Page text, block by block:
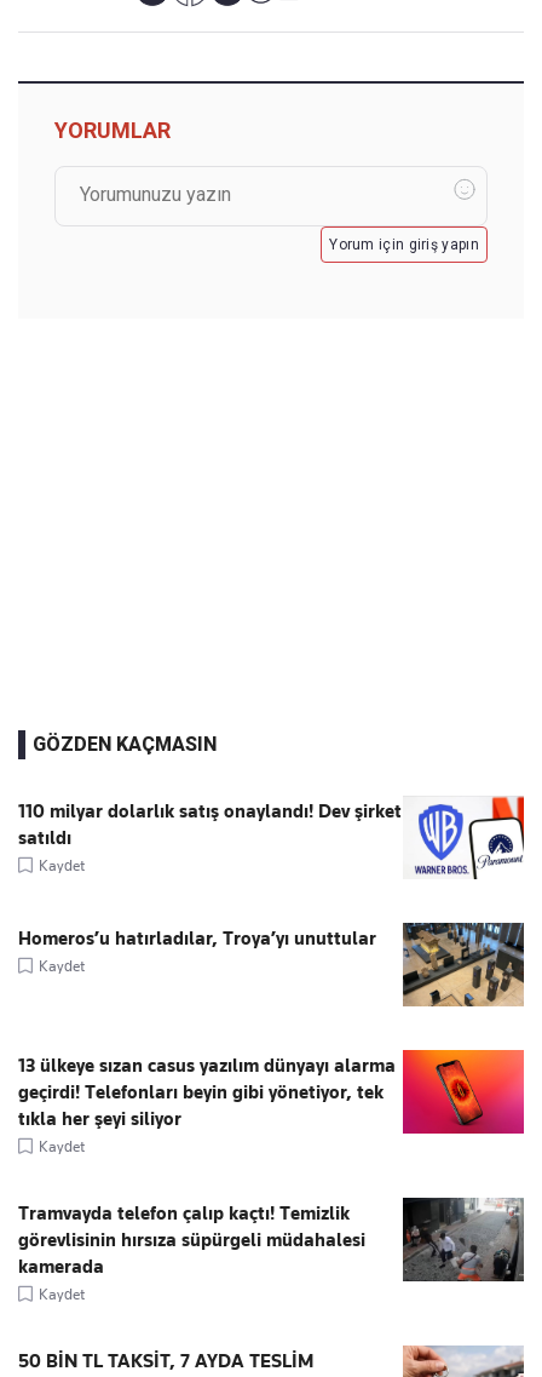
YORUMLAR
Yorum için giriş yapın
GÖZDEN KAÇMASIN
110 milyar dolarlık satış onaylandı! Dev şirket
satıldı
Kaydet
Homeros’u hatırladılar, Troya’yı unuttular
Kaydet
13 ülkeye sızan casus yazılım dünyayı alarma
geçirdi! Telefonları beyin gibi yönetiyor, tek
tıkla her şeyi siliyor
Kaydet
Tramvayda telefon çalıp kaçtı! Temizlik
görevlisinin hırsıza süpürgeli müdahalesi
kamerada
Kaydet
50 BİN TL TAKSİT, 7 AYDA TESLİM